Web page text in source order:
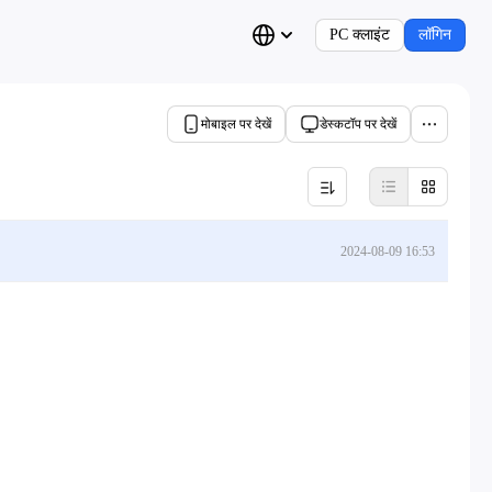
PC क्लाइंट लॉगिन
मोबाइल पर देखें डेस्कटॉप पर देखें
2024-08-09 16:53